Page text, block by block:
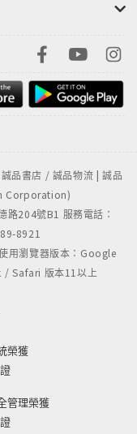
品書店 / 誠品物流 | 誠品
Corporation)
路204號B1 服務電話：
8921
用瀏覽器版本：Google
/ Safari 版本11以上
榮獲
管理榮獲